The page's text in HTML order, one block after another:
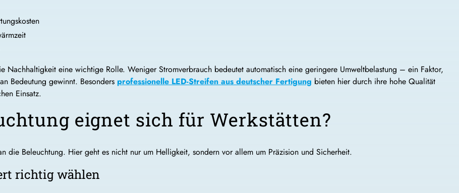
Nachhaltigkeit eine wichtige Rolle. Weniger Stromverbrauch bedeutet automatisch eine geringere Umweltbelastung – ein Faktor,
Bedeutung gewinnt. Besonders professionelle LED-Streifen aus deutscher Fertigung bieten hier durch ihre hohe Qualität
Einsatz.
eignet sich für Werkstätten?
die Beleuchtung. Hier geht es nicht nur um Helligkeit, sondern vor allem um Präzision und Sicherheit.
richtig wählen